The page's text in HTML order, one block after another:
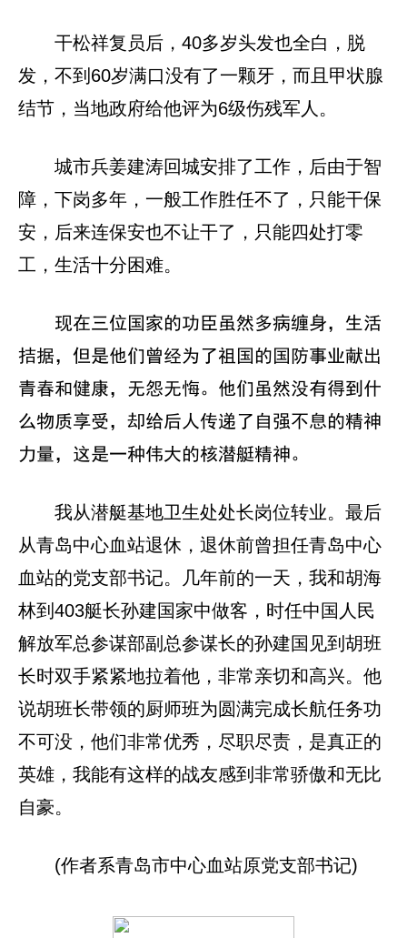
干松祥复员后，40多岁头发也全白，脱
发，不到60岁满口没有了一颗牙，而且甲状腺
结节，当地政府给他评为6级伤残军人。
城市兵姜建涛回城安排了工作，后由于智
障，下岗多年，一般工作胜任不了，只能干保
安，后来连保安也不让干了，只能四处打零
工，生活十分困难。
现在三位国家的功臣虽然多病缠身，生活
拮据，但是他们曾经为了祖国的国防事业献出
青春和健康，无怨无悔。他们虽然没有得到什
么物质享受，却给后人传递了自强不息的精神
力量，这是一种伟大的核潜艇精神。
我从潜艇基地卫生处处长岗位转业。最后
从青岛中心血站退休，退休前曾担任青岛中心
血站的党支部书记。几年前的一天，我和胡海
林到403艇长孙建国家中做客，时任中国人民
解放军总参谋部副总参谋长的孙建国见到胡班
长时双手紧紧地拉着他，非常亲切和高兴。他
说胡班长带领的厨师班为圆满完成长航任务功
不可没，他们非常优秀，尽职尽责，是真正的
英雄，我能有这样的战友感到非常骄傲和无比
自豪。
(作者系青岛市中心血站原党支部书记)